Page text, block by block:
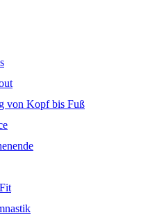
von Kopf bis Fuß